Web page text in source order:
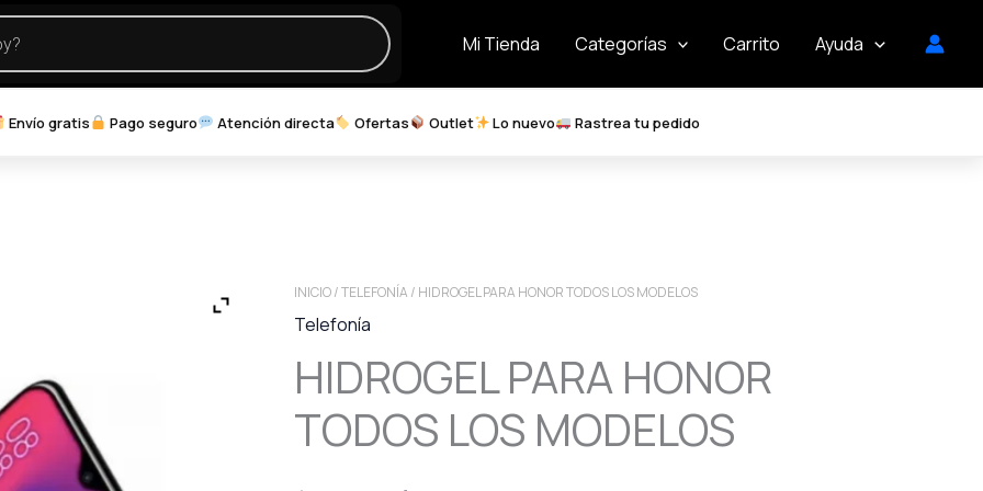
Mi Tienda Categorías Carrito Ayuda
Envío gratis Pago seguro Atención directa Ofertas Outlet Lo nuevo Rastrea tu pedido
INICIO/TELEFONÍA / HIDROGEL PARA HONOR TODOS LOS MODELOS
Telefonía
HIDROGEL PARA HONOR
TODOS LOS MODELOS